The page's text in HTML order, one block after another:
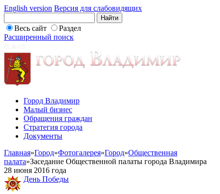
English version Версия для слабовидящих
Весь сайт
Раздел
Расширенный поиск
Город Владимир
Малый бизнес
Обращения граждан
Стратегия города
Документы
Главная»Город»Фотогалерея»Город»Общественная
палата»Заседание Общественной палаты города Владимира
28 июня 2016 года
День Победы